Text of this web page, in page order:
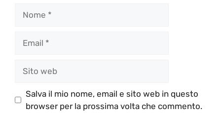
web
Salva il mio nome, email e sito web in questo
browser per la prossima volta che commento.